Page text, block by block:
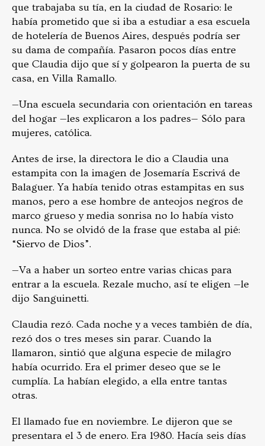
que trabajaba su tía, en la ciudad de Rosario: le
había prometido que si iba a estudiar a esa escuela
de hotelería de Buenos Aires, después podría ser
su dama de compañía. Pasaron pocos días entre
que Claudia dijo que sí y golpearon la puerta de su
casa, en Villa Ramallo.
—Una escuela secundaria con orientación en tareas
del hogar —les explicaron a los padres— Sólo para
mujeres, católica.
Antes de irse, la directora le dio a Claudia una
estampita con la imagen de Josemaría Escrivá de
Balaguer. Ya había tenido otras estampitas en sus
manos, pero a ese hombre de anteojos negros de
marco grueso y media sonrisa no lo había visto
nunca. No se olvidó de la frase que estaba al pié:
“Siervo de Dios”.
—Va a haber un sorteo entre varias chicas para
entrar a la escuela. Rezale mucho, así te eligen —le
dijo Sanguinetti.
Claudia rezó. Cada noche y a veces también de día,
rezó dos o tres meses sin parar. Cuando la
llamaron, sintió que alguna especie de milagro
había ocurrido. Era el primer deseo que se le
cumplía. La habían elegido, a ella entre tantas
otras.
El llamado fue en noviembre. Le dijeron que se
presentara el 3 de enero. Era 1980. Hacía seis días